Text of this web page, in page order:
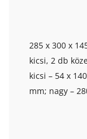
285 x 300 x
kicsi, 2 db
kicsi – 54 x
mm; nagy –